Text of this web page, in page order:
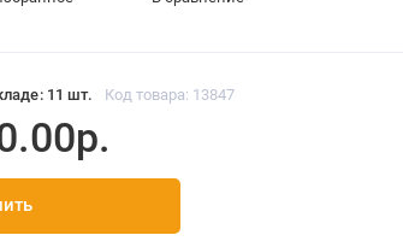
11 шт. Код товара: 13847